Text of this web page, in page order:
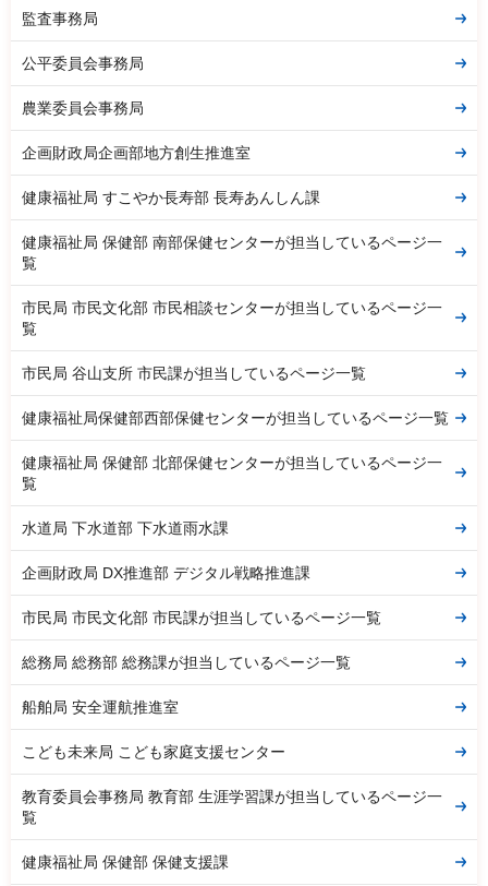
監査事務局
公平委員会事務局
農業委員会事務局
企画財政局企画部地方創生推進室
健康福祉局 すこやか長寿部 長寿あんしん課
健康福祉局 保健部 南部保健センターが担当しているページ一
覧
市民局 市民文化部 市民相談センターが担当しているページ一
覧
市民局 谷山支所 市民課が担当しているページ一覧
健康福祉局保健部西部保健センターが担当しているページ一覧
健康福祉局 保健部 北部保健センターが担当しているページ一
覧
水道局 下水道部 下水道雨水課
企画財政局 DX推進部 デジタル戦略推進課
市民局 市民文化部 市民課が担当しているページ一覧
総務局 総務部 総務課が担当しているページ一覧
船舶局 安全運航推進室
こども未来局 こども家庭支援センター
教育委員会事務局 教育部 生涯学習課が担当しているページ一
覧
健康福祉局 保健部 保健支援課